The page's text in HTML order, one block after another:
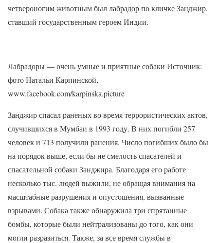
четвероногим животным был лабрадор по кличке Занджир,
ставший государственным героем Индии.
Лабрадоры — очень умные и приятные собаки Источник:
фото Натальи Карпинской,
www.facebook.com/karpinska.picture
Занджир спасал раненых во время террористических актов,
случившихся в Мумбаи в 1993 году. В них погибли 257
человек и 713 получили ранения. Число погибших было бы
на порядок выше, если бы не смелость спасателей и
спасательной собаки Занджира. Благодаря его работе
несколько тыс. людей выжили, не обращая внимания на
масштабные разрушения и опустошения, вызванные
взрывами. Собака также обнаружила три спрятанные
бомбы, которые были нейтрализованы до того, как они
могли разразиться. Также, за все время службы в